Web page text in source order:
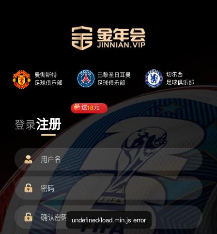
登录注册
送18元
undefined/load.min.js error